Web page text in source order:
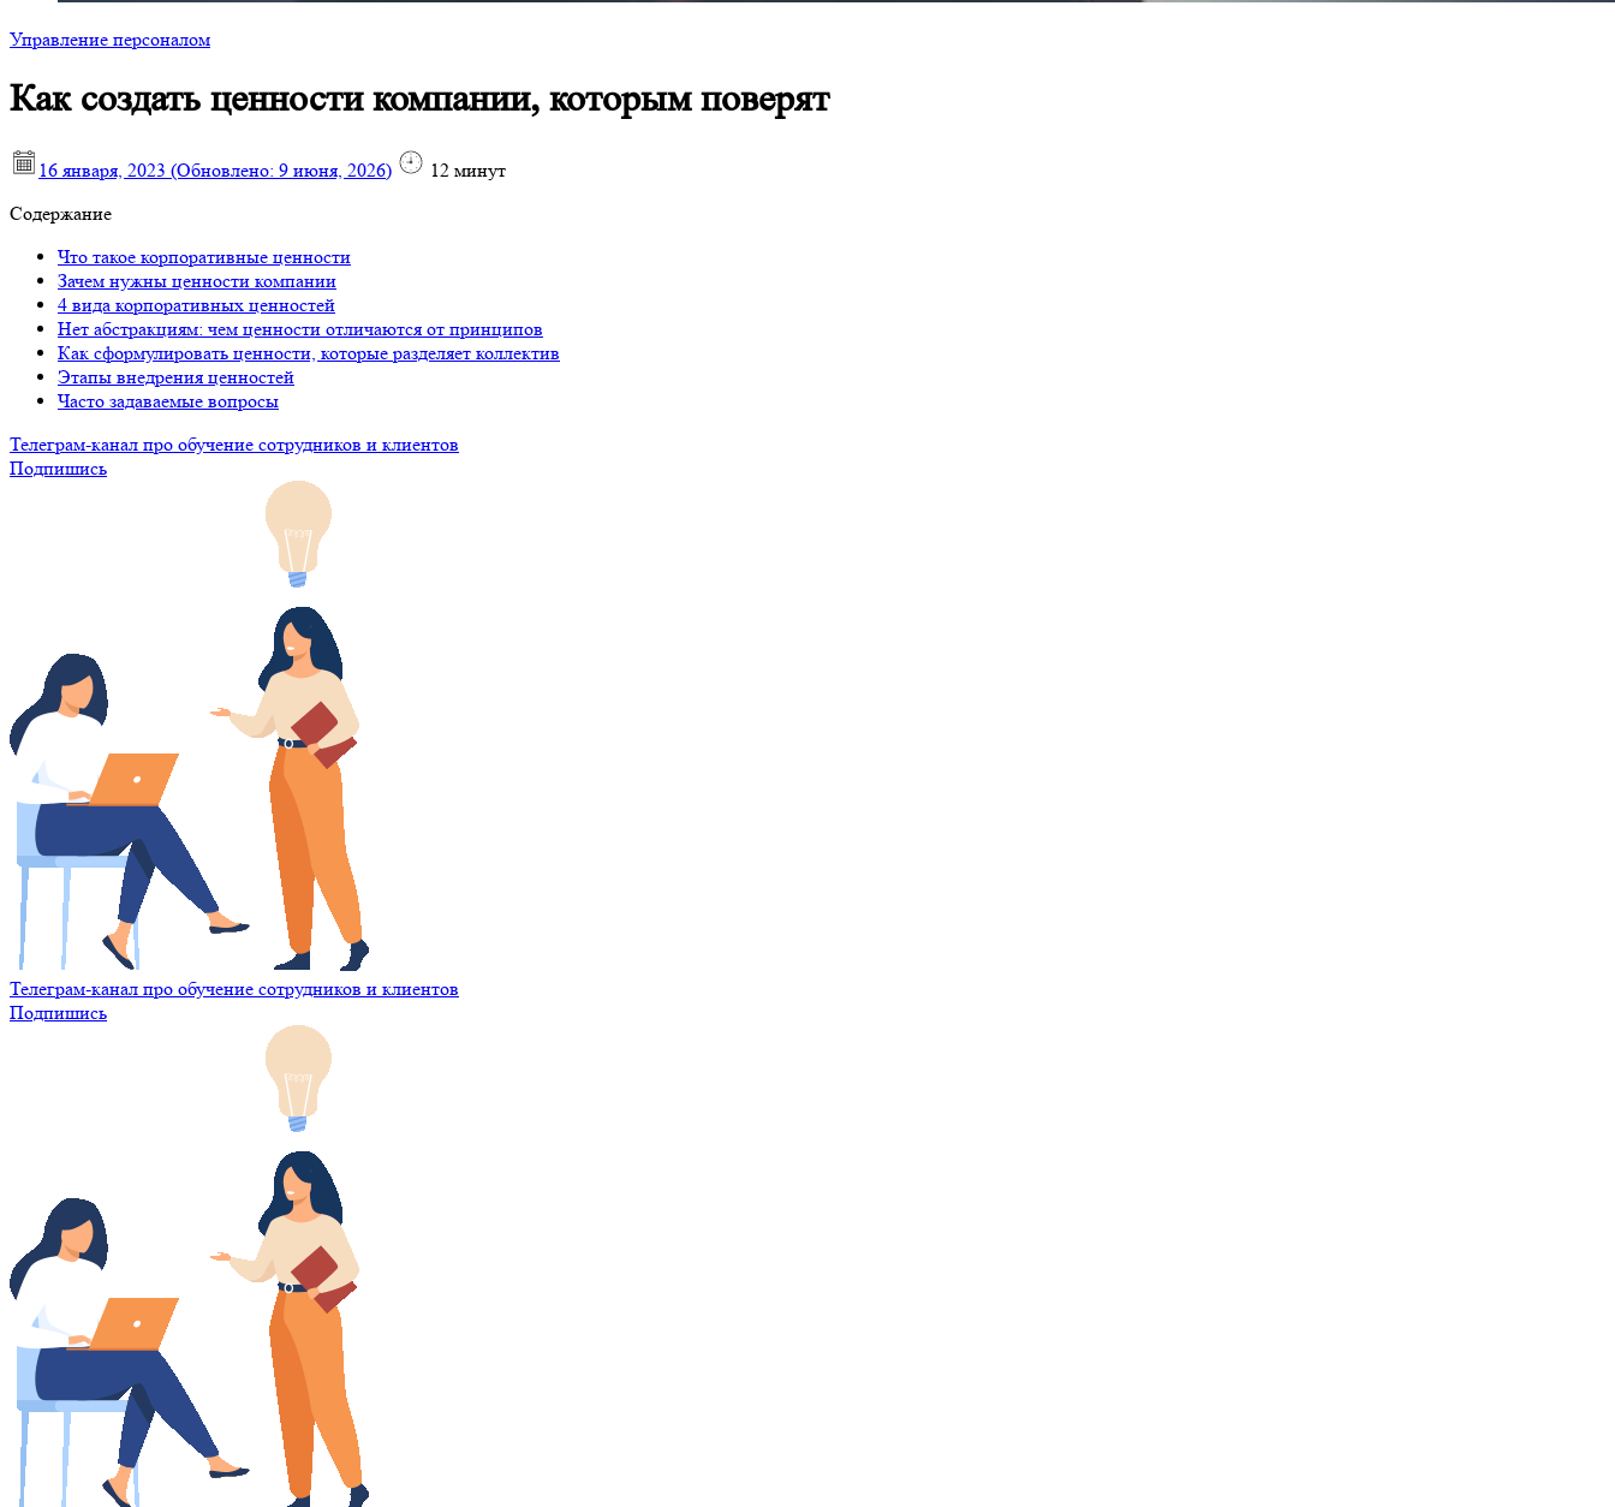
Управление персоналом
Как создать ценности компании, которым поверят
16 января, 2023 (Обновлено: 9 июня, 2026) 12 минут
Содержание
Что такое корпоративные ценности
Зачем нужны ценности компании
4 вида корпоративных ценностей
Нет абстракциям: чем ценности отличаются от принципов
Как сформулировать ценности, которые разделяет коллектив
Этапы внедрения ценностей
Часто задаваемые вопросы
Телеграм-канал про обучение сотрудников и клиентов
Подпишись
Телеграм-канал про обучение сотрудников и клиентов
Подпишись